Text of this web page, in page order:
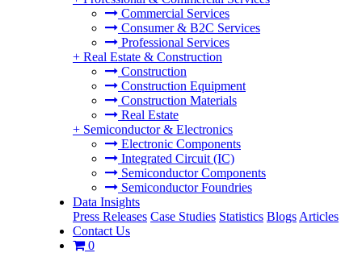
Commercial Services
Consumer & B2C Services
Professional Services
+ Real Estate & Construction
Construction
Construction Equipment
Construction Materials
Real Estate
+ Semiconductor & Electronics
Electronic Components
Integrated Circuit (IC)
Semiconductor Components
Semiconductor Foundries
Data Insights
Press Releases Case Studies Statistics Blogs Articles
Contact Us
0